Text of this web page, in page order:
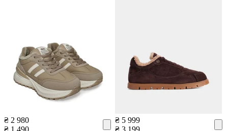
₴ 2 980
₴ 1 490
₴ 5 999
₴ 3 199